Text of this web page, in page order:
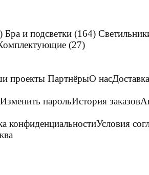
Бра и подсветки (164)
(27)
проекты ПартнёрыО насДоставка
Изменить парольИстория заказов
конфиденциальностиУсловия